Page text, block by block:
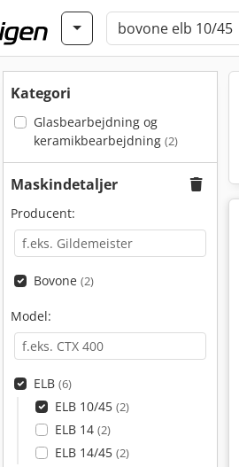
Kategori
Glasbearbejdning og
keramikbearbejdning (2)
Maskindetaljer
Producent:
Bovone (2)
Model:
ELB (6)
ELB 10/45 (2)
ELB 14 (2)
ELB 14/45 (2)